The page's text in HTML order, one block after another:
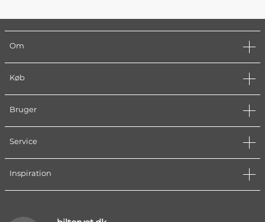
Om
Køb
Bruger
Service
Inspiration